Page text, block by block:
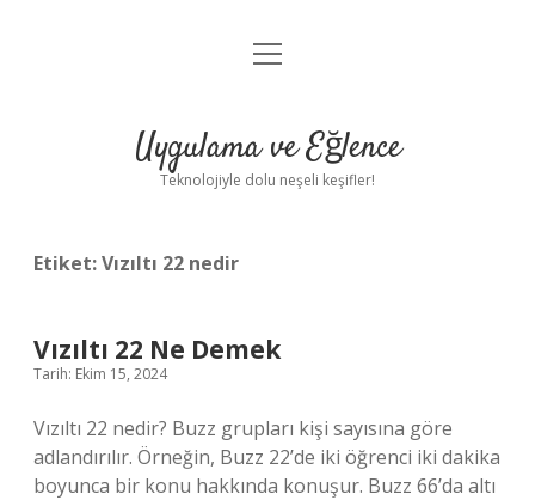
Anasayfa
Yasal Uyarı
menüyü
Uygulama ve Eğlence
Teknolojiyle dolu neşeli keşifler!
Etiket:Vızıltı 22 nedir
Vızıltı 22 Ne Demek
Tarih: Ekim 15, 2024
Vızıltı 22 nedir? Buzz grupları kişi sayısına göre
adlandırılır. Örneğin, Buzz 22’de iki öğrenci iki dakika
boyunca bir konu hakkında konuşur. Buzz 66’da altı